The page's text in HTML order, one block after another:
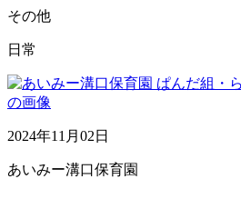
その他
日常
2024年11月02日
あいみー溝口保育園